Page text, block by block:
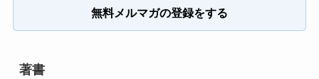
無料メルマガの登録をする
著書